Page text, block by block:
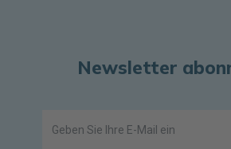
Newsletter